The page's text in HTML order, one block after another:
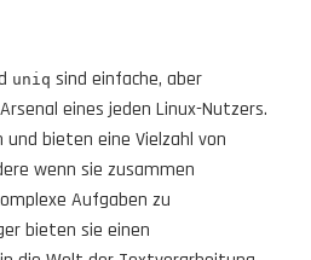
uniq sind einfache, aber
eines jeden Linux-Nutzers.
bieten eine Vielzahl von
wenn sie zusammen
Aufgaben zu
bieten sie einen